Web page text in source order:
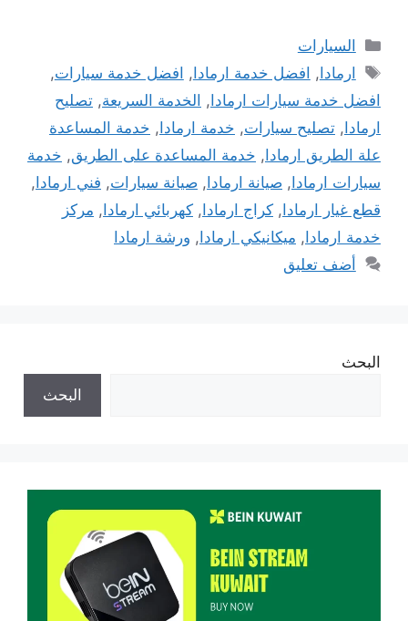
التصنيفات
السيارات
الوسوم
ارمادا , افضل خدمة ارمادا , افضل خدمة سيارات,
افضل خدمة سيارات ارمادا , الخدمة السريعة, تصليح
ارمادا , تصليح سيارات, خدمة ارمادا , خدمة المساعدة
علة الطريق ارمادا , خدمة المساعدة على الطريق, خدمة
سيارات ارمادا , صيانة ارمادا , صيانة سيارات, فني ارمادا ,
قطع غيار ارمادا , كراج ارمادا , كهربائي ارمادا , مركز
خدمة ارمادا , ميكانيكي ارمادا , ورشة ارمادا
أضف تعليق
البحث
البحث